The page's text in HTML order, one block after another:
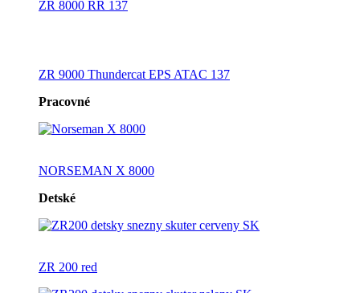
ZR 8000 RR 137
ZR 9000 Thundercat EPS ATAC 137
Pracovné
NORSEMAN X 8000
Detské
ZR 200 red